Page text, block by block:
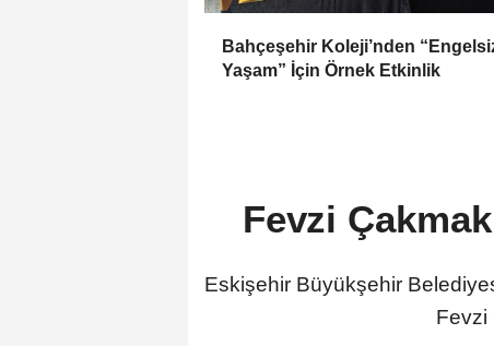
Bahçeşehir Koleji’nden
Yaşam” İçin Örnek Etkinlik
Fevzi
Eskişehir Büyükşehir
Fevzi